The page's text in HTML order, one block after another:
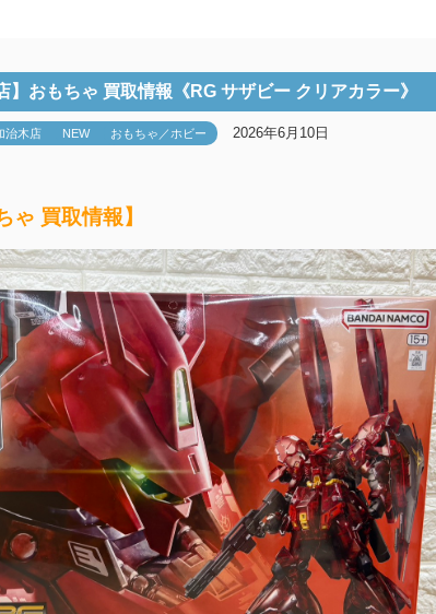
】おもちゃ 買取情報《RG サザビー クリアカラー》
治木店 NEW おもちゃ／ホビー 2026年6月10日
ゃ 買取情報】